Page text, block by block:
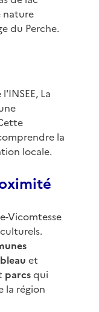
nature
du Perche.
La
la
locale.
Vicomtesse
et
parcsqui
la région